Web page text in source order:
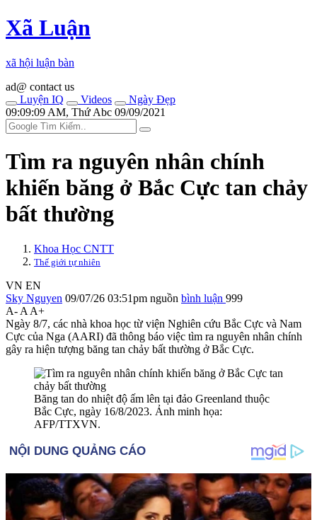
Xã Luận
xã hội luận bàn
ad@ contact us
Luyện IQ
Videos
Ngày Đẹp
09:09:09 AM, Thứ Abc 09/09/2021
Tìm ra nguyên nhân chính
khiến băng ở Bắc Cực tan chảy
bất thường
Khoa Học CNTT
Thế giới tự nhiên
VN EN
Sky Nguyen 09/07/26 03:51pm nguồn bình luận 999
A- A A+
Ngày 8/7, các nhà khoa học từ viện Nghiên cứu Bắc Cực và Nam
Cực của Nga (AARI) đã thông báo việc tìm ra nguyên nhân chính
gây ra hiện tượng băng tan chảy bất thường ở Bắc Cực.
Băng tan do nhiệt độ ấm lên tại đảo Greenland thuộc
Bắc Cực, ngày 16/8/2023. Ảnh minh họa:
AFP/TTXVN.